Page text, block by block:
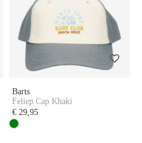
Barts
Feliep Cap Khaki
€ 29,95